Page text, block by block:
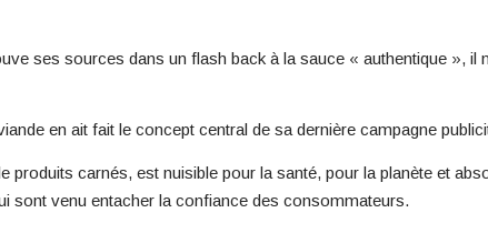
ses sources dans un flash back à la sauce « authentique », il
en ait fait le concept central de sa dernière campagne
produits carnés, est nuisible pour la santé, pour la planète et
sont venu entacher la confiance des consommateurs.